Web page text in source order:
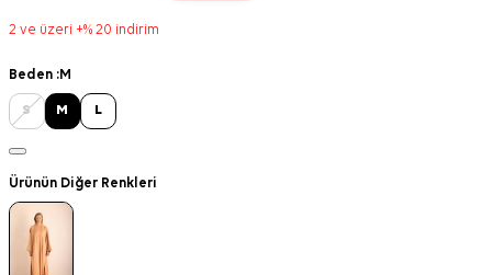
2 ve üzeri +% 20 indirim
Beden :M
S M L
Ürünün Diğer Renkleri